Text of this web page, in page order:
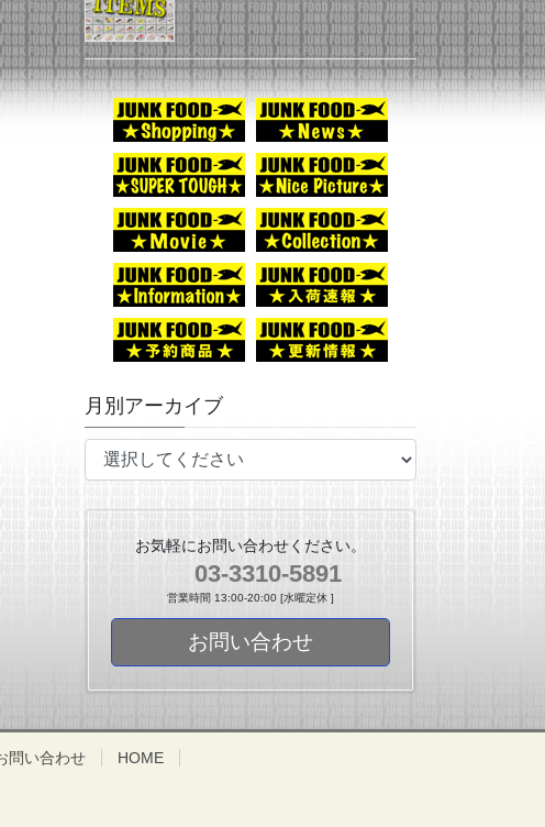
月別アーカイブ
お気軽にお問い合わせください。
03-3310-5891
営業時間 13:00-20:00 [水曜定休 ]
お問い合わせ
問い合わせ HOME